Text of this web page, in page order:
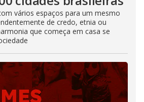
vários espaços para um mesmo
de credo, etnia ou
que começa em casa se